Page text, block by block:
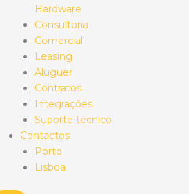
Hardware
Consultoria
Comercial
Leasing
Aluguer
Contratos
Integrações
Suporte técnico
Contactos
Porto
Lisboa